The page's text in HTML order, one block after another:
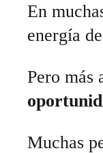
En
energía
Pero más
Muchas